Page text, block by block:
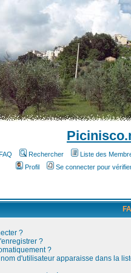
Rechercher Liste des
Profil
Se connecter pour
?
?
?
d'utilisateur apparaisse dans la